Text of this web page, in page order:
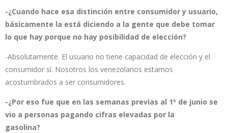
-¿Cuando hace esa distinción entre consumidor y usuario,
básicamente la está diciendo a la gente que debe tomar
lo que hay porque no hay posibilidad de elección?
-Absolutamente. El usuario no tiene capacidad de elección y el
consumidor sí. Nosotros los venezolanos estamos
acostumbrados a ser consumidores.
-¿Por eso fue que en las semanas previas al 1º de junio se
vio a personas pagando cifras elevadas por la
gasolina?